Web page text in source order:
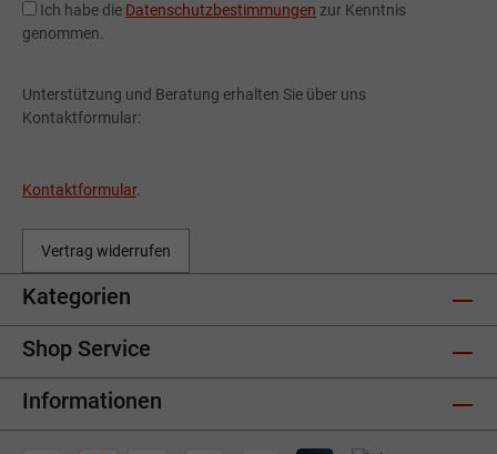
Ich habe die Datenschutzbestimmungen zur Kenntnis
genommen.
Unterstützung und Beratung erhalten Sie über uns
Kontaktformular:
Kontaktformular.
Vertrag widerrufen
Kategorien
Shop Service
Informationen